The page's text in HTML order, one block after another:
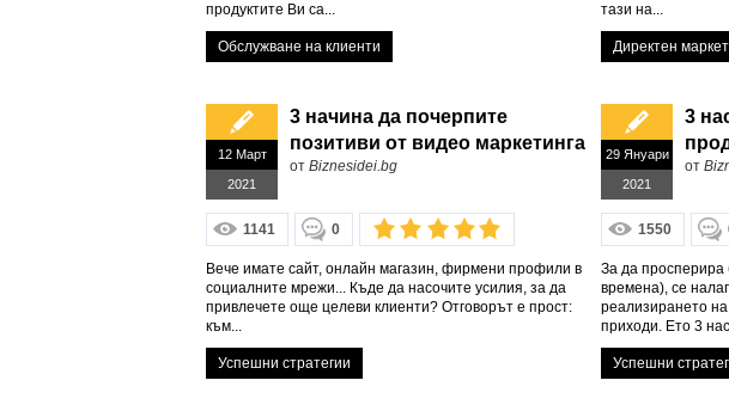
продуктите Ви са...
Обслужване на клиенти
тази на...
Директен
12 Март
2021
3 начина да почерпите
позитиви от видео маркетинга
от Biznesidei.bg
1141 0
Вече имате сайт, онлайн магазин, фирмени профили в
социалните мрежи... Къде да насочите усилия, за да
привлечете още целеви клиенти? Отговорът е прост:
към...
Успешни стратегии
29 Януари
2021
3
от
1550
За да просперира
времена), се
реализирането
приходи. Ето 3
Успешни